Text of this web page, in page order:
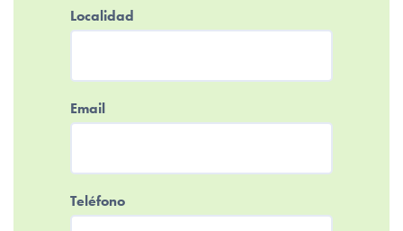
Localidad
Email
Teléfono